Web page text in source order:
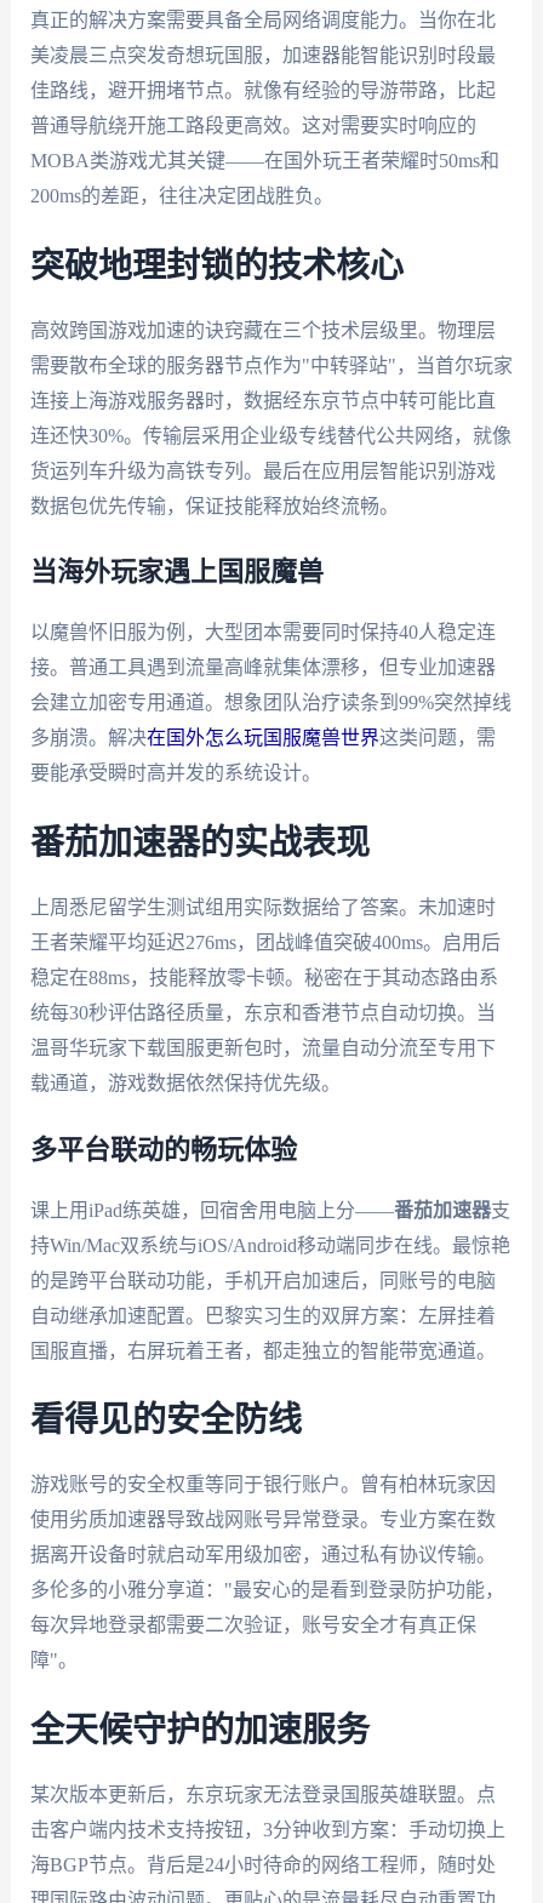
真正的解决方案需要具备全局网络调度能力。当你在北
美凌晨三点突发奇想玩国服，加速器能智能识别时段最
佳路线，避开拥堵节点。就像有经验的导游带路，比起
普通导航绕开施工路段更高效。这对需要实时响应的
MOBA类游戏尤其关键——在国外玩王者荣耀时50ms和
200ms的差距，往往决定团战胜负。
突破地理封锁的技术核心
高效跨国游戏加速的诀窍藏在三个技术层级里。物理层
需要散布全球的服务器节点作为"中转驿站"，当首尔玩家
连接上海游戏服务器时，数据经东京节点中转可能比直
连还快30%。传输层采用企业级专线替代公共网络，就像
货运列车升级为高铁专列。最后在应用层智能识别游戏
数据包优先传输，保证技能释放始终流畅。
当海外玩家遇上国服魔兽
以魔兽怀旧服为例，大型团本需要同时保持40人稳定连
接。普通工具遇到流量高峰就集体漂移，但专业加速器
会建立加密专用通道。想象团队治疗读条到99%突然掉线
多崩溃。解决在国外怎么玩国服魔兽世界这类问题，需
要能承受瞬时高并发的系统设计。
番茄加速器的实战表现
上周悉尼留学生测试组用实际数据给了答案。未加速时
王者荣耀平均延迟276ms，团战峰值突破400ms。启用后
稳定在88ms，技能释放零卡顿。秘密在于其动态路由系
统每30秒评估路径质量，东京和香港节点自动切换。当
温哥华玩家下载国服更新包时，流量自动分流至专用下
载通道，游戏数据依然保持优先级。
多平台联动的畅玩体验
课上用iPad练英雄，回宿舍用电脑上分——番茄加速器支
持Win/Mac双系统与iOS/Android移动端同步在线。最惊艳
的是跨平台联动功能，手机开启加速后，同账号的电脑
自动继承加速配置。巴黎实习生的双屏方案：左屏挂着
国服直播，右屏玩着王者，都走独立的智能带宽通道。
看得见的安全防线
游戏账号的安全权重等同于银行账户。曾有柏林玩家因
使用劣质加速器导致战网账号异常登录。专业方案在数
据离开设备时就启动军用级加密，通过私有协议传输。
多伦多的小雅分享道："最安心的是看到登录防护功能，
每次异地登录都需要二次验证，账号安全才有真正保
障"。
全天候守护的加速服务
某次版本更新后，东京玩家无法登录国服英雄联盟。点
击客户端内技术支持按钮，3分钟收到方案：手动切换上
海BGP节点。背后是24小时待命的网络工程师，随时处